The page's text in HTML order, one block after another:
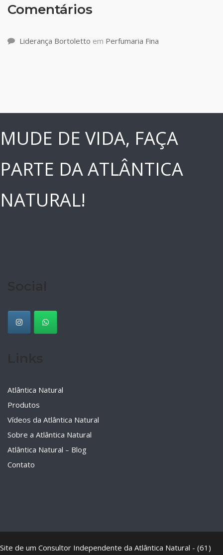
Comentários
Liderança Bortoletto em Perfumaria Fina
MUDE DE VIDA, FAÇA
PARTE DA ATLÂNTICA
NATURAL!
Atlântica Natural
Produtos
Vídeos da Atlântica Natural
Sobre a Atlântica Natural
Atlântica Natural – Blog
Contato
Site de um Consultor Independente da Atlântica Natural - (61)